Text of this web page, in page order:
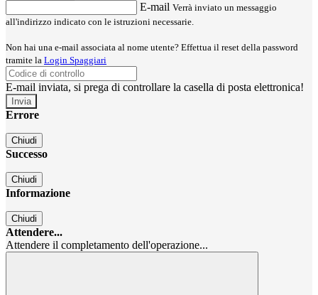
E-mail Verrà inviato un messaggio
all'indirizzo indicato con le istruzioni necessarie.
Non hai una e-mail associata al nome utente? Effettua il reset della password
tramite la Login Spaggiari
E-mail inviata, si prega di controllare la casella di posta elettronica!
Errore
Chiudi
Successo
Chiudi
Informazione
Chiudi
Attendere...
Attendere il completamento dell'operazione...